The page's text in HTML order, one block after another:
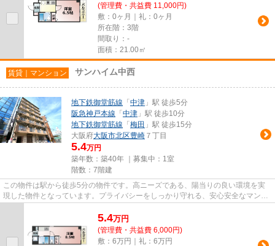
(管理費・共益費 11,000円)
敷：0ヶ月｜礼：0ヶ月
所在階：3階
間取り：-
面積：21.00㎡
賃貸｜マンション サンハイム中西
地下鉄御堂筋線 「 中津 」駅 徒歩5分
阪急神戸本線 「 中津 」駅 徒歩10分
地下鉄御堂筋線 「 梅田 」駅 徒歩15分
大阪府大阪市北区豊崎 ７丁目
5.4万円
築年数：築40年 ｜募集中： 1室
階数：7階建
この物件は駅から徒歩5分の物件です。高ニーズである、陽当りの良い環境を実
現した物件となっています。プライバシーをしっかり守れる、安心安全なマンシ
5.4万円
(管理費・共益費 6,000円)
敷：6万円｜礼：6万円